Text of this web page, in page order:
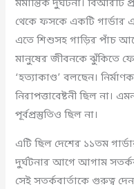
মর্মান্তিক দুর্ঘটনা। বিআরটি
থেকে ফসকে একটি গার্ডার
এতে শিশুসহ গাড়ির পাঁচ
মানুষের জীবনকে ঝুঁকিতে
‘হত্যাকাণ্ড’ বলছেন।
নিরাপত্তাবেষ্টনী ছিল না।
পূর্বপ্রস্তুতিও ছিল না।
এটি ছিল দেশের ১১তম
দুর্ঘটনার আগে আগাম
সেই সতর্কবার্তাকে গুরুত্ব